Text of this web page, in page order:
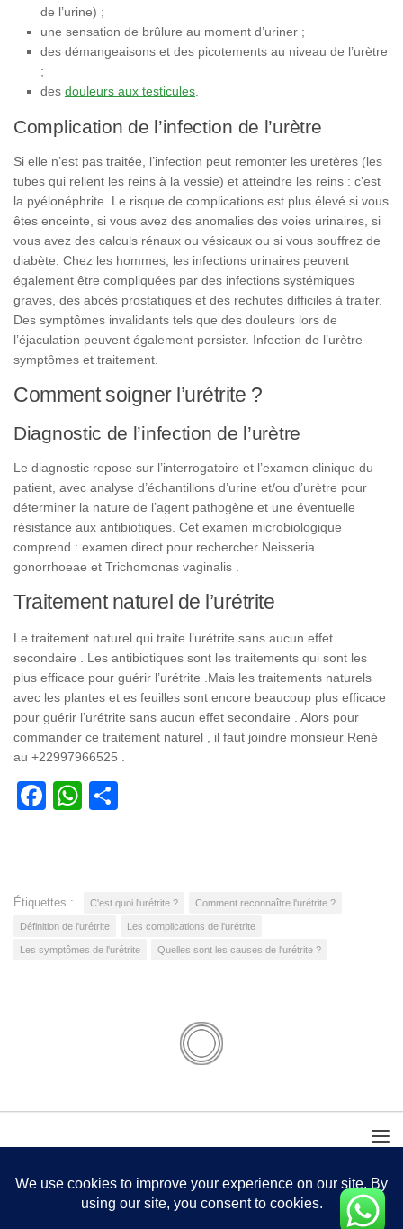
de l’urine) ;
une sensation de brûlure au moment d’uriner ;
des démangeaisons et des picotements au niveau de l’urètre
;
des douleurs aux testicules
Complication de l’infection de l’urètre
Si elle n’est pas traitée, l’infection peut remonter les uretères (les
tubes qui relient les reins à la vessie) et atteindre les reins : c’est
la pyélonéphrite. Le risque de complications est plus élevé si vous
êtes enceinte, si vous avez des anomalies des voies urinaires, si
vous avez des calculs rénaux ou vésicaux ou si vous souffrez de
diabète. Chez les hommes, les infections urinaires peuvent
également être compliquées par des infections systémiques
graves, des abcès prostatiques et des rechutes difficiles à traiter.
Des symptômes invalidants tels que des douleurs lors de
l’éjaculation peuvent également persister. Infection de l’urètre
symptômes et traitement.
Comment soigner l’urétrite ?
Diagnostic de l’infection de l’urètre
Le diagnostic repose sur l’interrogatoire et l’examen clinique du
patient, avec analyse d’échantillons d’urine et/ou d’urètre pour
déterminer la nature de l’agent pathogène et une éventuelle
résistance aux antibiotiques. Cet examen microbiologique
comprend : examen direct pour rechercher Neisseria
gonorrhoeae et Trichomonas vaginalis .
Traitement naturel de l’urétrite
Le traitement naturel qui traite l’urétrite sans aucun effet
secondaire . Les antibiotiques sont les traitements qui sont les
plus efficace pour guérir l’urétrite .Mais les traitements naturels
avec les plantes et es feuilles sont encore beaucoup plus efficace
pour guérir l’urétrite sans aucun effet secondaire . Alors pour
commander ce traitement naturel , il faut joindre monsieur René
au +22997966525 .
Facebook
WhatsApp
Étiquettes : C'est quoi l'urétrite ? Comment reconnaître l'urétrite ?
Définition de l'urétrite Les complications de l'urétrite
Les symptômes de l'urétrite Quelles sont les causes de l'urétrite ?